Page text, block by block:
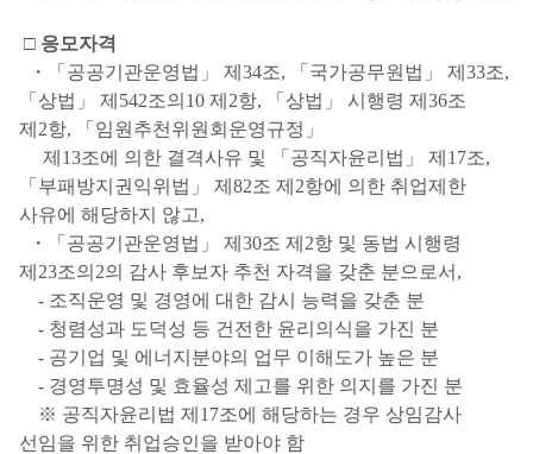
□ 응모자격
・「공공기관운영법」 제34조, 「국가공무원법」 제33조,
「상법」 제542조의10 제2항, 「상법」 시행령 제36조
제2항, 「임원추천위원회운영규정」
제13조에 의한 결격사유 및 「공직자윤리법」 제17조,
「부패방지권익위법」 제82조 제2항에 의한 취업제한
사유에 해당하지 않고,
・「공공기관운영법」 제30조 제2항 및 동법 시행령
제23조의2의 감사 후보자 추천 자격을 갖춘 분으로서,
- 조직운영 및 경영에 대한 감시 능력을 갖춘 분
- 청렴성과 도덕성 등 건전한 윤리의식을 가진 분
- 공기업 및 에너지분야의 업무 이해도가 높은 분
- 경영투명성 및 효율성 제고를 위한 의지를 가진 분
※ 공직자윤리법 제17조에 해당하는 경우 상임감사
선임을 위한 취업승인을 받아야 함